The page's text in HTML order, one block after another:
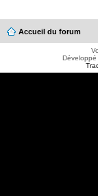
Accueil du forum